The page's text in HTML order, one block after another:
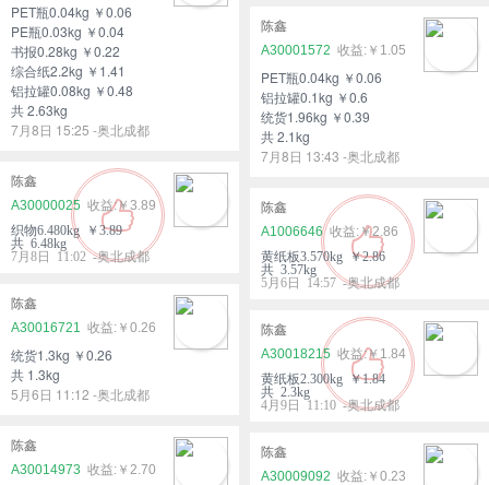
PET瓶0.04kg ￥0.06
PE瓶0.03kg ￥0.04
书报0.28kg ￥0.22
综合纸2.2kg ￥1.41
铝拉罐0.08kg ￥0.48
共 2.63kg
7月8日 15:25 -奥北成都
陈鑫
A30001572
￥1.05
PET瓶0.04kg ￥0.06
铝拉罐0.1kg ￥0.6
统货1.96kg ￥0.39
共 2.1kg
7月8日 13:43 -奥北成都
陈鑫
A30000025
￥3.89
织物6.480kg ￥3.89
共 6.48kg
7月8日 11:02 -奥北成都
陈鑫
A1006646
￥2.86
黄纸板3.570kg ￥2.86
共 3.57kg
5月6日 14:57 -奥北成都
陈鑫
A30016721
￥0.26
统货1.3kg ￥0.26
共 1.3kg
5月6日 11:12 -奥北成都
陈鑫
A30018215
￥1.84
黄纸板2.300kg ￥1.84
共 2.3kg
4月9日 11:10 -奥北成都
陈鑫
A30014973
￥2.70
陈鑫
A30009092
￥0.23